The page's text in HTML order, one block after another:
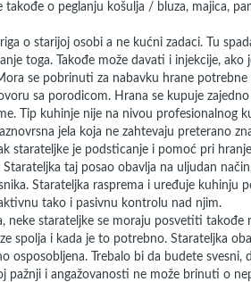
o peglanju košulja / bluza, majica,
o starijoj osobi a ne kućni zadaci. Tu
toga. Takođe može davati i injekcije,
se pobrinuti za nabavku hrane
sa porodicom. Hrana se kupuje
Tip kuhinje nije na nivou profesionalnog
jela koja ne zahtevaju preterano
starateljke je podsticanje i pomoć pri
taj posao obavlja na uljudan
Starateljka rasprema i uređuje kuhinju
tako i pasivnu kontrolu nad njim.
neke starateljke se moraju posvetiti
spolja i kada je to potrebno. Starateljka
osposobljena. Trebalo bi da budete
pažnji i angažovanosti ne može brinuti o